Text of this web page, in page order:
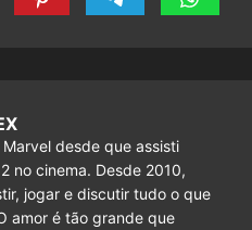
desde que assisti
no cinema. Desde 2010,
jogar e discutir tudo o que
amor é tão grande que